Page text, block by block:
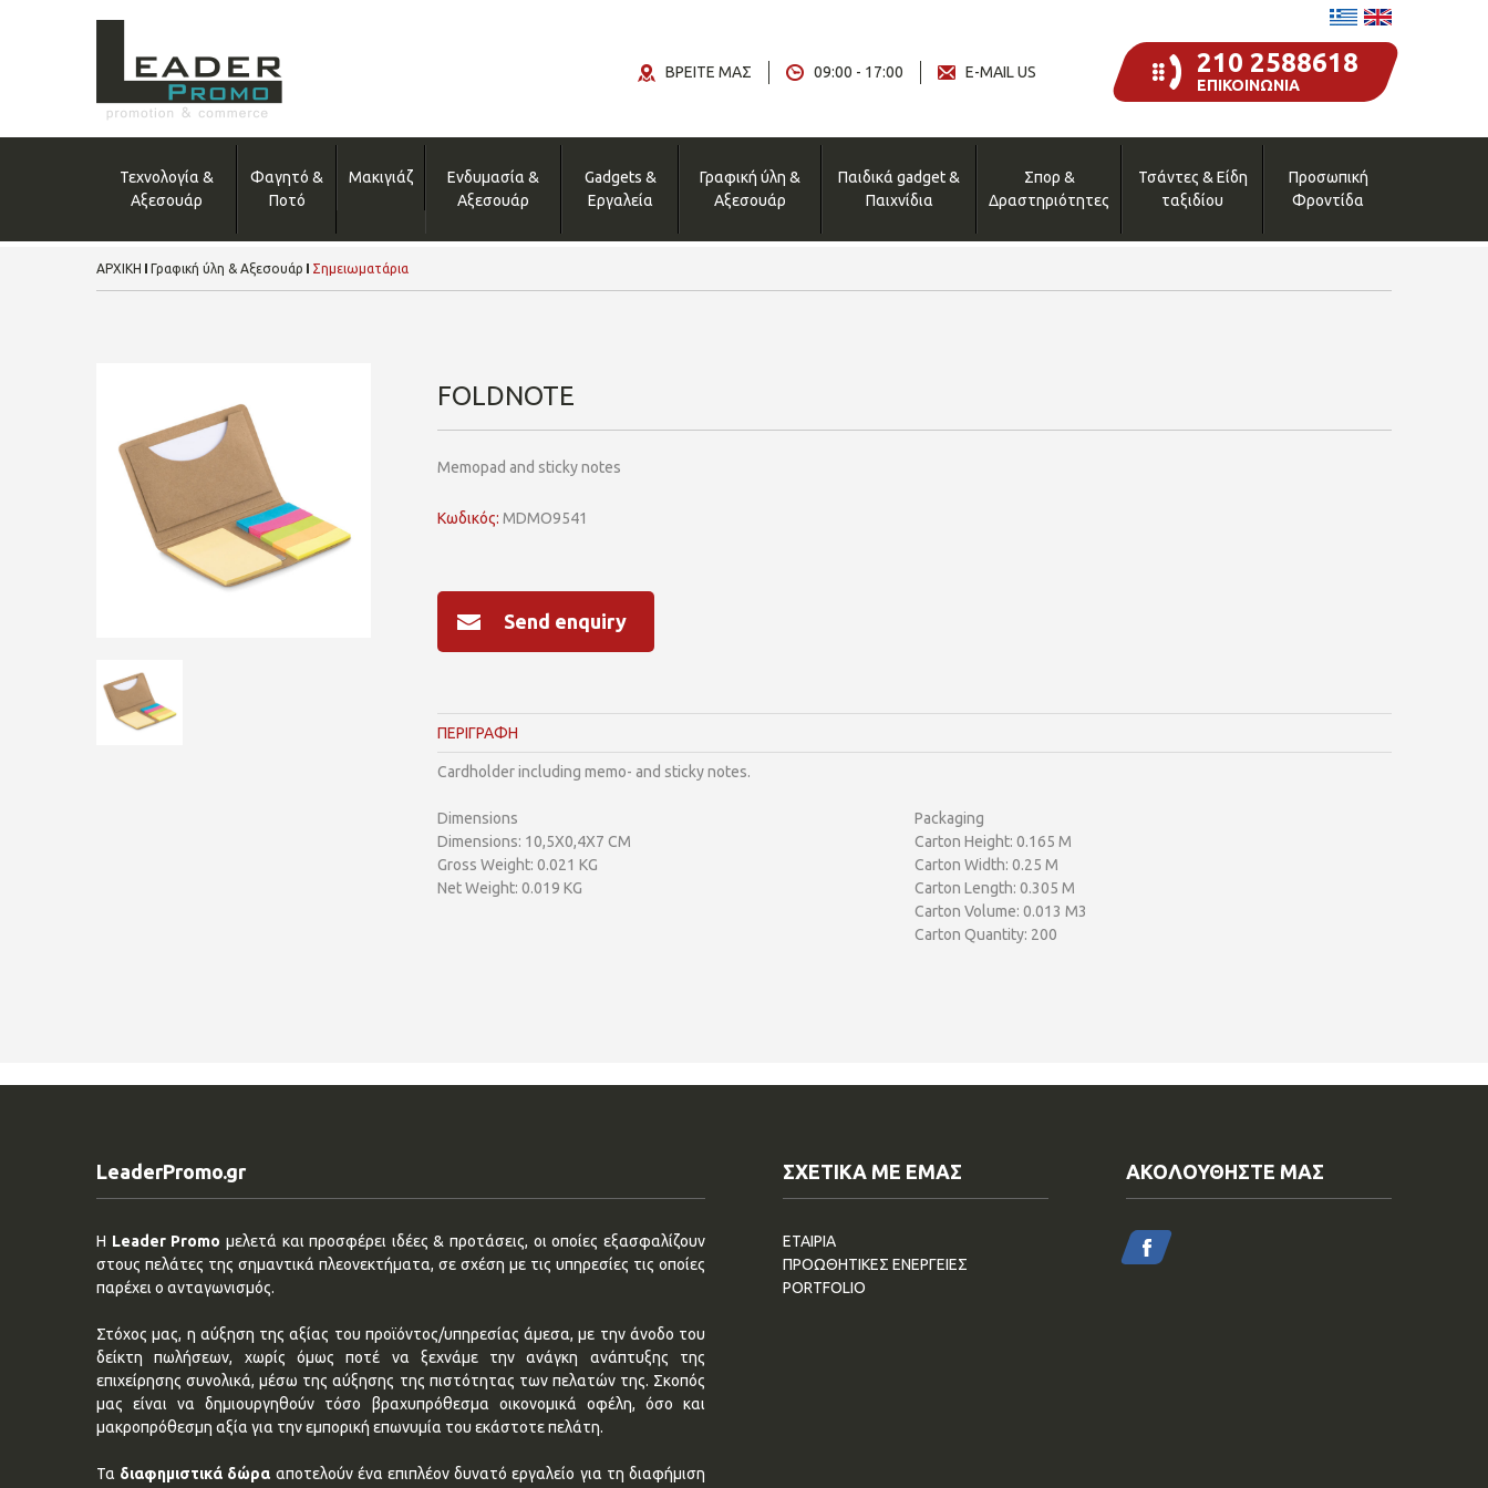
210 2588618
ΕΠΙΚΟΙΝΩΝΙΑ
E-MAIL US
09:00 - 17:00
ΒΡΕΙΤΕ ΜΑΣ
Τεχνολογία &
Αξεσουάρ
Φαγητό &
Ποτό
Μακιγιάζ
Ενδυμασία &
Αξεσουάρ
Gadgets &
Εργαλεία
Γραφική ύλη &
Αξεσουάρ
Παιδικά gadget &
Παιχνίδια
Σπορ &
Δραστηριότητες
Τσάντες & Είδη
ταξιδίου
Προσωπική
Φροντίδα
ΑΡΧΙΚΗ Γραφική ύλη & Αξεσουάρ Σημειωματάρια
FOLDNOTE
Memopad and sticky notes
Κωδικός: MDMO9541
Send enquiry
ΠΕΡΙΓΡΑΦΗ
Cardholder including memo- and sticky notes.
Dimensions
Dimensions: 10,5X0,4X7 CM
Gross Weight: 0.021 KG
Net Weight: 0.019 KG
Packaging
Carton Height: 0.165 M
Carton Width: 0.25 M
Carton Length: 0.305 M
Carton Volume: 0.013 M3
Carton Quantity: 200
LeaderPromo.gr
Η Leader Promo μελετά και προσφέρει ιδέες & προτάσεις, οι οποίες εξασφαλίζουν
στους πελάτες της σημαντικά πλεονεκτήματα, σε σχέση με τις υπηρεσίες τις οποίες
παρέχει ο ανταγωνισμός.
Στόχος μας, η αύξηση της αξίας του προϊόντος/υπηρεσίας άμεσα, με την άνοδο του
δείκτη πωλήσεων, χωρίς όμως ποτέ να ξεχνάμε την ανάγκη ανάπτυξης της
επιχείρησης συνολικά, μέσω της αύξησης της πιστότητας των πελατών της. Σκοπός
μας είναι να δημιουργηθούν τόσο βραχυπρόθεσμα οικονομικά οφέλη, όσο και
μακροπρόθεσμη αξία για την εμπορική επωνυμία του εκάστοτε πελάτη.
Τα διαφημιστικά δώρα αποτελούν ένα επιπλέον δυνατό εργαλείο για τη διαφήμιση
ΣΧΕΤΙΚΑ ΜΕ ΕΜΑΣ
ΕΤΑΙΡΙΑ
ΠΡΟΩΘΗΤΙΚΕΣ ΕΝΕΡΓΕΙΕΣ
PORTFOLIO
ΑΚΟΛΟΥΘΗΣΤΕ ΜΑΣ